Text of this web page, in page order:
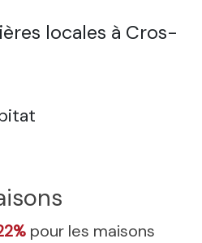
locales à Cros-
pour les maisons